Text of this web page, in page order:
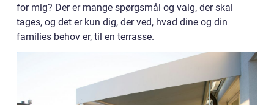
for mig? Der er mange spørgsmål og valg, der skal
tages, og det er kun dig, der ved, hvad dine og din
families behov er, til en terrasse.